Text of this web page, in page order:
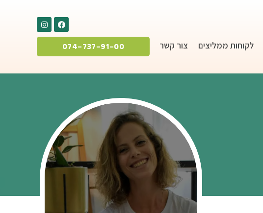
לקוחות ממליצים צור קשר 074-737-91-00